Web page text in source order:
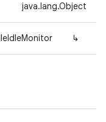
java.lang.Object
↳